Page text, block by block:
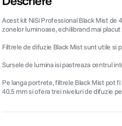
Acest kit NiSi Professional Black Mist
zonelor luminoase, echilibrand mai
Filtrele de difuzie Black Mist sunt utile si
Sursele de lumina isi pastreaza centrul
Pe langa portrete, filtrele Black Mist pot
40.5 mm si ofera trei niveluri de difuzie